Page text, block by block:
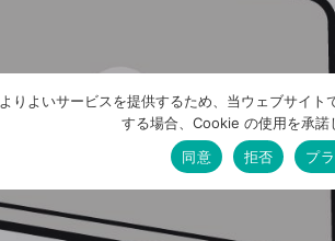
よりよいサービスを提供するため、当ウェブサイ
する場合、Cookie の使用を承諾
同意
拒否 プ